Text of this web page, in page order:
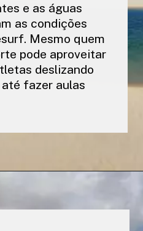
e as águas
as condições
Mesmo quem
pode aproveitar
deslizando
fazer aulas